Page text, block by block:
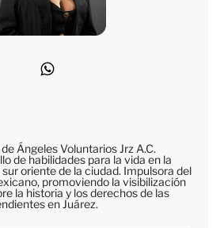
Ángeles Voluntarios Jrz A.C.
de habilidades para la vida en la
oriente de la ciudad. Impulsora del
promoviendo la visibilización
la historia y los derechos de las
en Juárez.